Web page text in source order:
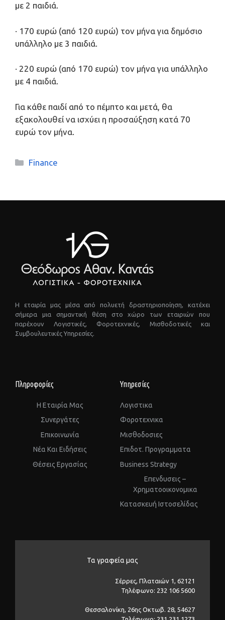
με 2 παιδιά.
· 170 ευρώ (από 120 ευρώ) τον μήνα για δημόσιο
υπάλληλο με 3 παιδιά.
· 220 ευρώ (από 170 ευρώ) τον μήνα για υπάλληλο
με 4 παιδιά.
Για κάθε παιδί από το πέμπτο και μετά, θα
εξακολουθεί να ισχύει η προσαύξηση κατά 70
ευρώ τον μήνα.
Κατηγορίες
Finance
Η εταιρία μας μέσα από πολυετή δραστηριοποίηση, κατέχει
σήμερα μια σημαντική θέση στο χώρο των εταιριών που
παρέχουν Λογιστικές, Φοροτεχνικές, Μισθοδοτικές και
Συμβουλευτικές Υπηρεσίες.
Πληροφορίες
Η Εταιρία Μας
Συνεργάτες
Επικοινωνία
Νέα Και Ειδήσεις
Θέσεις Εργασίας
Υπηρεσίες
Λογιστικα
Φοροτεχνικα
Μισθοδοσιες
Επιδοτ. Προγραμματα
Business Strategy
Επενδυσεις –
Χρηματοοικονομικα
Kατασκευή Ιστοσελίδας
Τα γραφεία μας
Σέρρες, Πλαταιών 1, 62121
Τηλέφωνο: 232 106 5600
Θεσσαλονίκη, 26ης Οκτωβ. 28, 54627